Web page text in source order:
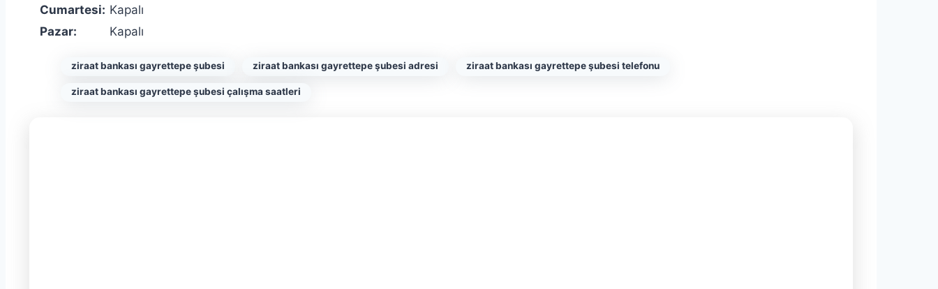
Cumartesi: Kapalı
Pazar:
Kapalı
ziraat bankası gayrettepe şubesi ziraat bankası gayrettepe şubesi adresi ziraat bankası gayrettepe şubesi telefonu
ziraat bankası gayrettepe şubesi çalışma saatleri